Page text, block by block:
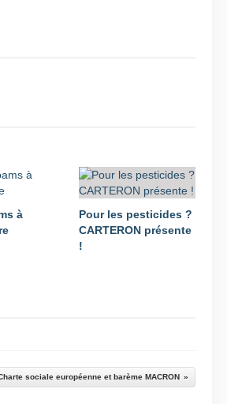
à
Pour les pesticides ?
CARTERON présente
!
sociale européenne et barème MACRON